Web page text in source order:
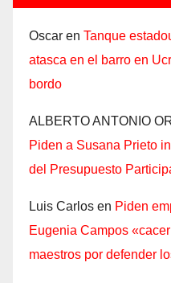
Oscar en Tanque
atasca en el barro en
bordo
ALBERTO ANTONIO
Piden a Susana Prieto
del Presupuesto
Luis Carlos en Piden
Eugenia Campos
maestros por defender